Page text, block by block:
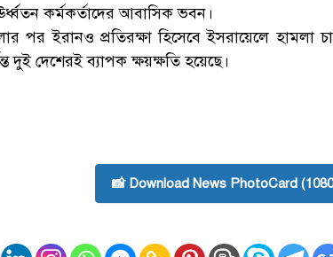
কর্মকর্তাদের আবাসিক ভবন।
পর ইরানও প্রতিরক্ষা হিসেবে ইসরায়েলে হামলা
দুই দেশেরই ব্যাপক ক্ষয়ক্ষতি হয়েছে।
📸 Download News PhotoCard